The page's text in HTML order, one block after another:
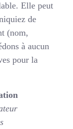
Elle peut
de
(nom,
à aucun
pour la